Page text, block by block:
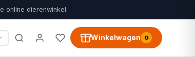
online dierenwinkel
Winkelwagen 0